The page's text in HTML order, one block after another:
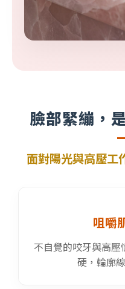
臉部緊繃，
面對陽光與高壓工
咀嚼
不自覺的咬牙與高
硬，輪廓